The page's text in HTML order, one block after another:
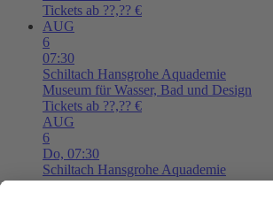
Tickets ab ??,?? €
AUG
6
07:30
Schiltach Hansgrohe Aquademie
Museum für Wasser, Bad und Design
Tickets ab ??,?? €
AUG
6
Do, 07:30
Schiltach Hansgrohe Aquademie
Museum für Wasser, Bad und Design